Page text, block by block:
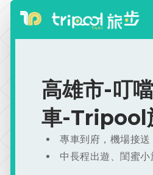
高雄市-叮
車-Tripool
專車到府，機場接送
中長程出遊、閨蜜